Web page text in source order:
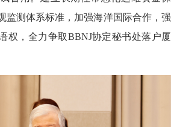
监测体系标准，加强海洋国际合作，强
权，全力争取BBNJ协定秘书处落户厦